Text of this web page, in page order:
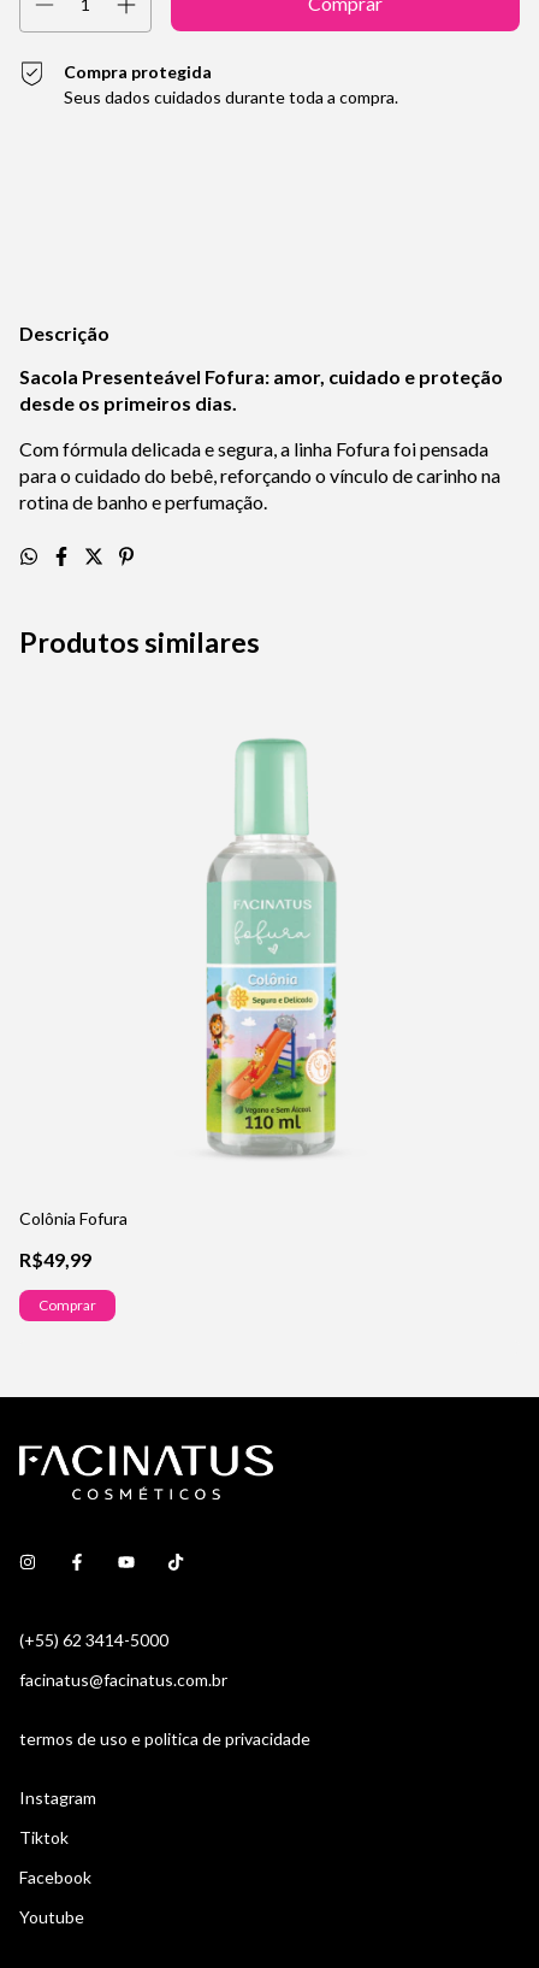
Compra protegida
Seus dados cuidados durante toda a compra.
Descrição
Sacola Presenteável Fofura: amor, cuidado e proteção
desde os primeiros dias.
Com fórmula delicada e segura, a linha Fofura foi pensada
para o cuidado do bebê, reforçando o vínculo de carinho na
rotina de banho e perfumação.
Produtos similares
Colônia Fofura
R$49,99
Comprar
(+55) 62 3414-5000
facinatus@facinatus.com.br
termos de uso e politica de privacidade
Instagram
Tiktok
Facebook
Youtube